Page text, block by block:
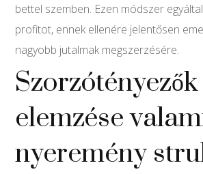
bettel szemben. Ezen módszer
profitot, ennek ellenére jelentősen
nagyobb jutalmak megszerzésére.
Szorzótényezők
elemzése
nyeremény